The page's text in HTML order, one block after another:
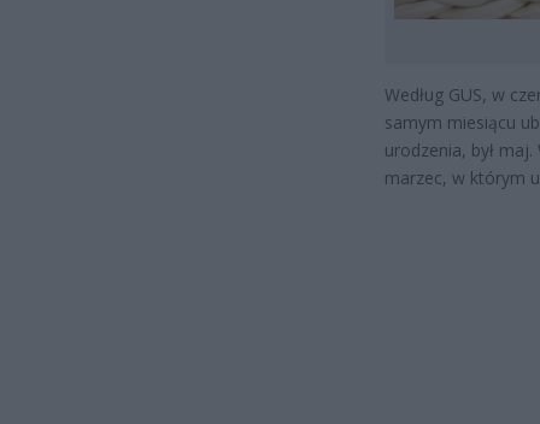
Według GUS, w
samym miesiącu
urodzenia, był
marzec, w którym